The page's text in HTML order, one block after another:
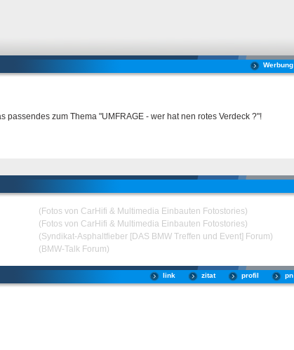
Werbung
passendes zum Thema "UMFRAGE - wer hat nen rotes Verdeck ?"!
(Fotos von CarHifi & Multimedia Einbauten Fotostories)
(Fotos von CarHifi & Multimedia Einbauten Fotostories)
(Syndikat-Asphaltfieber [DAS BMW Treffen und Event] Forum)
(BMW-Talk Forum)
pn
profil
zitat
link